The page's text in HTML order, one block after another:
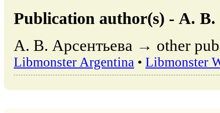
Publication author(s) - А. В.
А. В. Арсентьева → other
Libmonster Argentina • Libmonster